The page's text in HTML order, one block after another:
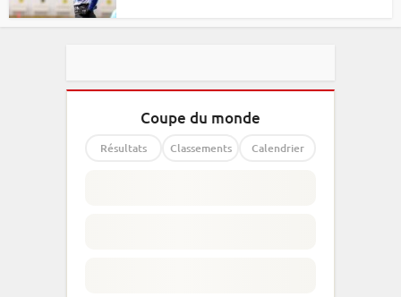
Coupe du monde
Résultats Classements Calendrier